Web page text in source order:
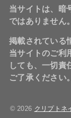
当サイトは、暗
ではありません。
掲載されている
当サイトのご利
しても、一切責
ご了承ください。
© 2026 クリプトネ